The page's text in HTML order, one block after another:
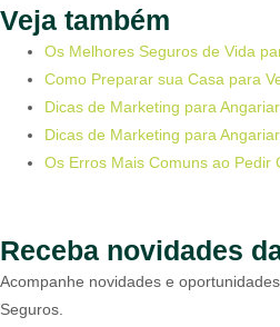
Veja também
Os Melhores Seguros de Vida
Como Preparar sua Casa para
Dicas de Marketing para
Dicas de Marketing para
Os Erros Mais Comuns ao Pedir
Receba novidades
Acompanhe novidades e
Seguros.